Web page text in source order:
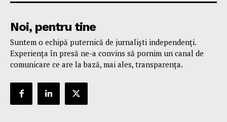
Noi, pentru tine
Suntem o echipă puternică de jurnaliști independenți.
Experiența în presă ne-a convins să pornim un canal de
comunicare ce are la bază, mai ales, transparența.